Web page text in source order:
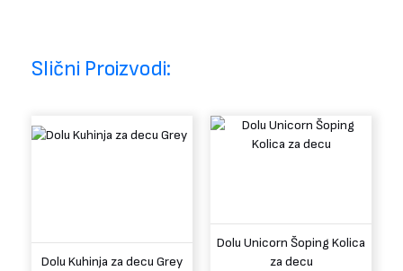
Slični Proizvodi:
Dolu Kuhinja za decu Grey
Dolu Unicorn Šoping Kolica
za decu